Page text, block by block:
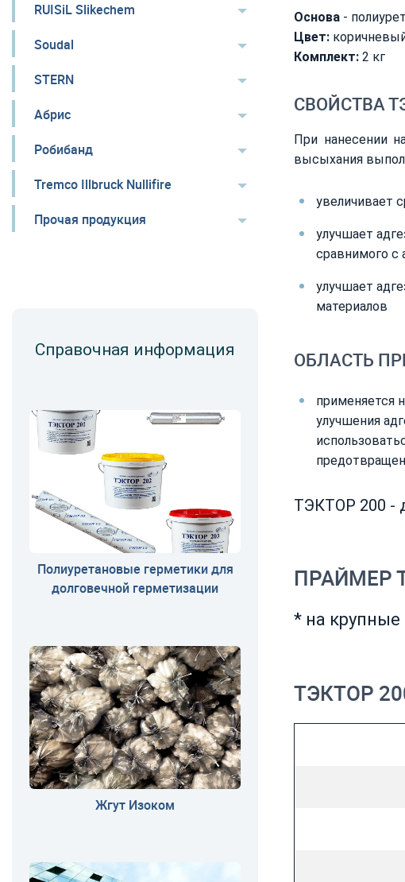
RUISiL Slikechem
Soudal
STERN
Абрис
Робибанд
Tremco Illbruck Nullifire
Прочая продукция
Справочная информация
Полиуретановые герметики для
долговечной герметизации
Жгут Изоком
Основа -
Цвет:
Комплект: 2 кг
СВОЙСТВА
При нанесении
высыхания
увеличивает
улучшает
сравнимого с
улучшает
материалов
ОБЛАСТЬ
применяется
улучшения
ТЭКТОР 200 -
ПРАЙМЕР
* на
ТЭКТОР